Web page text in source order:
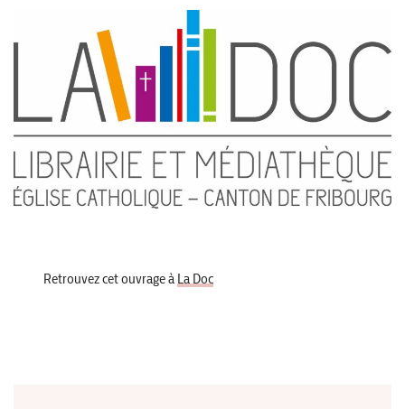
Retrouvez cet ouvrage à La Doc